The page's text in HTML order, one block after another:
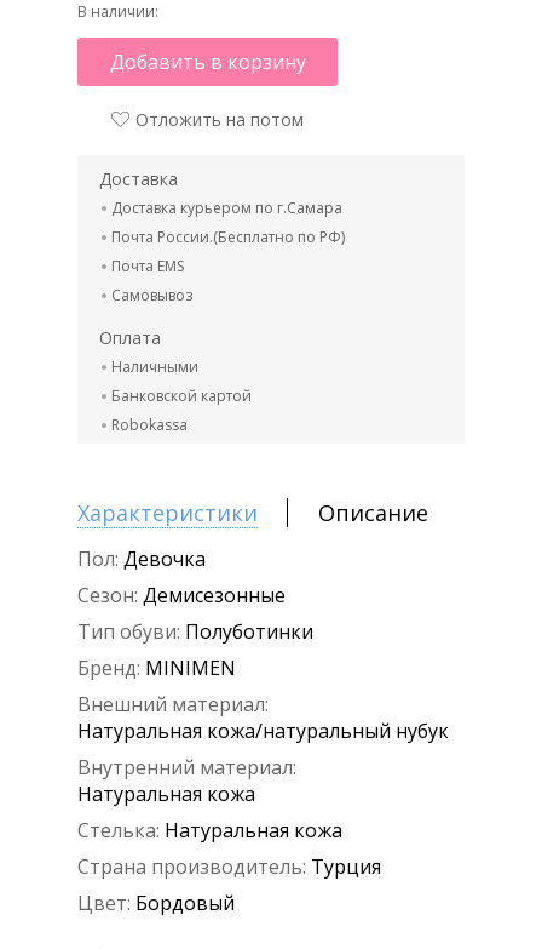
В наличии:
Добавить в корзину
Отложить на потом
Доставка
Доставка курьером по г.Самара
Почта России.(Бесплатно по РФ)
Почта EMS
Самовывоз
Оплата
Наличными
Банковской картой
Robokassa
Характеристики Описание
Пол: Девочка
Сезон: Демисезонные
Тип обуви: Полуботинки
Бренд: MINIMEN
Внешний материал:
Натуральная кожа/натуральный нубук
Внутренний материал:
Натуральная кожа
Стелька: Натуральная кожа
Страна производитель: Турция
Цвет: Бордовый